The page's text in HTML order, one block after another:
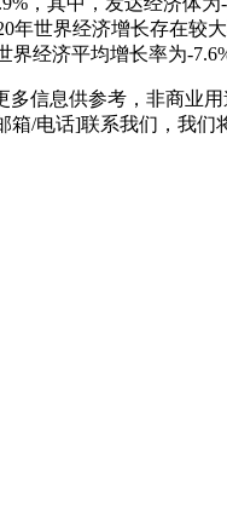
年世界经济增长存在较
经济平均增长率为-7.6%
信息供参考，非商业
/电话]联系我们，我